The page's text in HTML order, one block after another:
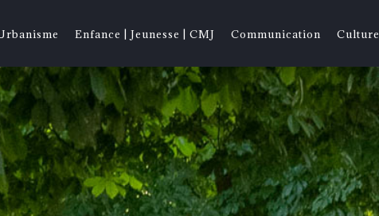
Enfance | Jeunesse | CMJ Communication Culture